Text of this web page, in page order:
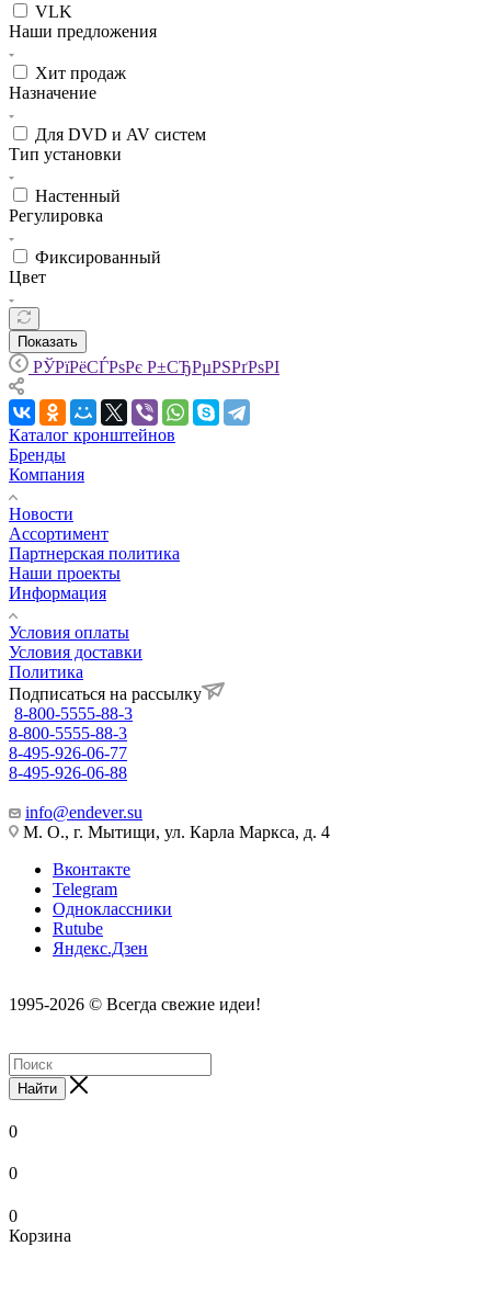
VLK
Наши предложения
Хит продаж
Назначение
Для DVD и AV систем
Тип установки
Настенный
Регулировка
Фиксированный
Цвет
Показать
РЎРїРёСЃРѕРє Р±СЂРµРЅРґРѕРІ
Каталог кронштейнов
Бренды
Компания
Новости
Ассортимент
Партнерская политика
Наши проекты
Информация
Условия оплаты
Условия доставки
Политика
Подписаться на рассылку
8-800-5555-88-3
8-800-5555-88-3
8-495-926-06-77
8-495-926-06-88
info@endever.su
М. О., г. Мытищи, ул. Карла Маркса, д. 4
Вконтакте
Telegram
Одноклассники
Rutube
Яндекс.Дзен
1995-2026 © Всегда свежие идеи!
Найти
0
0
0
Корзина